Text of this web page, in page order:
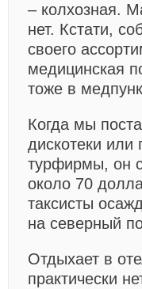
– колхозная.
нет. Кстати,
своего
медицинская
тоже в
Когда мы
дискотеки или
турфирмы, он
около 70
таксисты
на северный
Отдыхает в
практически